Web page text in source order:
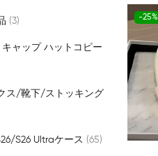
3
ャップ ハットコピー
ス/靴下/ストッキング
S26 Ultraケース 65
-25%